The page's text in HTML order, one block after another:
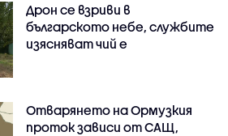
Дрон се взриви в
българското небе, службите
изясняват чий е
Отварянето на Ормузкия
проток зависи от САЩ,